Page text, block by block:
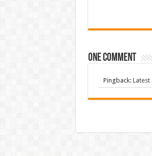
One comment
Pingback: Latest